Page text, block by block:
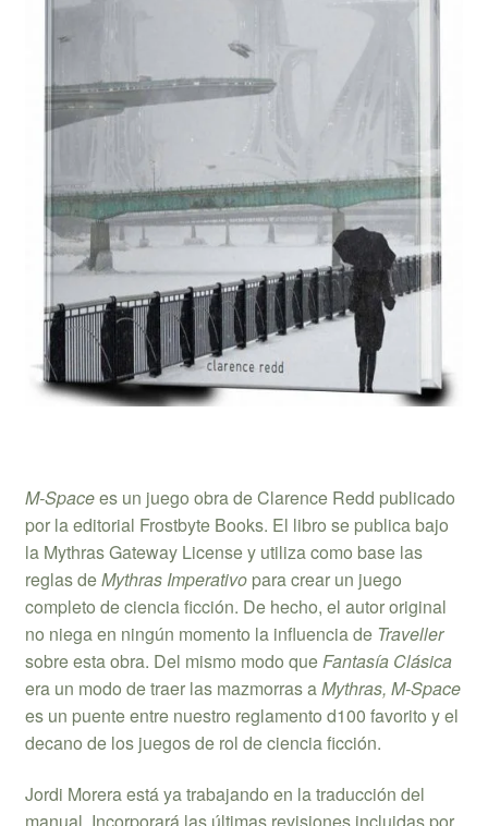
M-Spacees un juego obra de Clarence Redd publicado
por la editorial Frostbyte Books. El libro se publica bajo
la Mythras Gateway License y utiliza como base las
reglas deMythras Imperativopara crear un juego
completo de ciencia ficción. De hecho, el autor original
no niega en ningún momento la influencia de Traveller
sobre esta obra. Del mismo modo que Fantasía Clásica
era un modo de traer las mazmorras aMythras, M-Space
es un puente entre nuestro reglamento d100 favorito y el
decano de los juegos de rol de ciencia ficción.
Jordi Morera está ya trabajando en la traducción del